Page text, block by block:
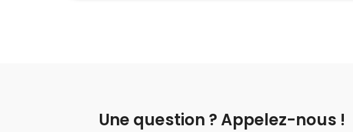
Une question ? Appelez-nous !